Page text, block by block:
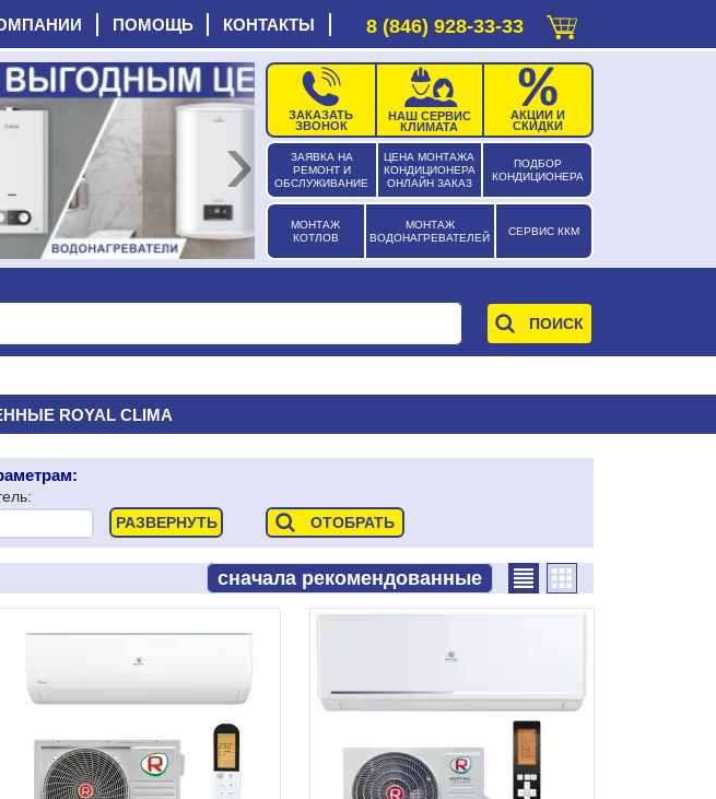
ПОМОЩЬ КОНТАКТЫ 8 (846) 928-33-33
ЗАЯВКА НА
РЕМОНТ И
ОБСЛУЖИВАНИЕ
ЦЕНА МОНТАЖА
КОНДИЦИОНЕРА
ОНЛАЙН ЗАКАЗ
ПОДБОР
КОНДИЦИОНЕРА
МОНТАЖ
КОТЛОВ
МОНТАЖ
ВОДОНАГРЕВАТЕЛЕЙ
СЕРВИС ККМ
ЗАКАЗАТЬ
ЗВОНОК
НАШ СЕРВИС
КЛИМАТА
АКЦИИ И
СКИДКИ
›
ROYAL CLIMA